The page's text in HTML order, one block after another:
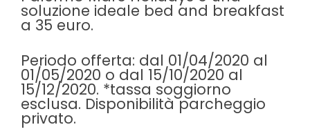
soluzione ideale bed and breakfast
a 35 euro.
Periodo offerta: dal 01/04/2020 al
01/05/2020 o dal 15/10/2020 al
15/12/2020. *tassa soggiorno
esclusa. Disponibilità parcheggio
privato.